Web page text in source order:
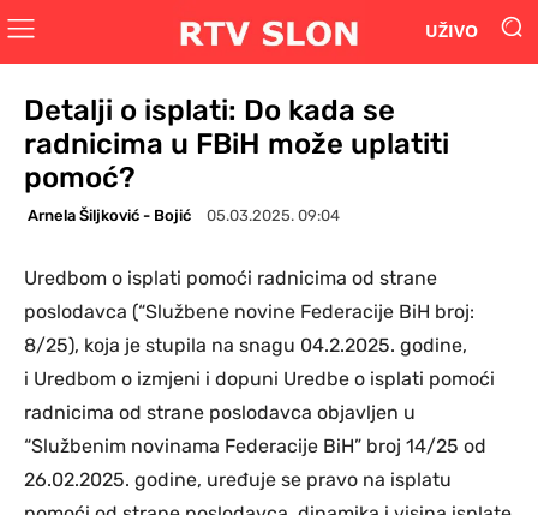
UŽIVO
Detalji o isplati: Do kada se
radnicima u FBiH može uplatiti
pomoć?
Arnela Šiljković - Bojić 05.03.2025. 09:04
Uredbom o isplati pomoći radnicima od strane
poslodavca (“Službene novine Federacije BiH broj:
8/25), koja je stupila na snagu 04.2.2025. godine,
i Uredbom o izmjeni i dopuni Uredbe o isplati pomoći
radnicima od strane poslodavca objavljen u
“Službenim novinama Federacije BiH” broj 14/25 od
26.02.2025. godine, uređuje se pravo na isplatu